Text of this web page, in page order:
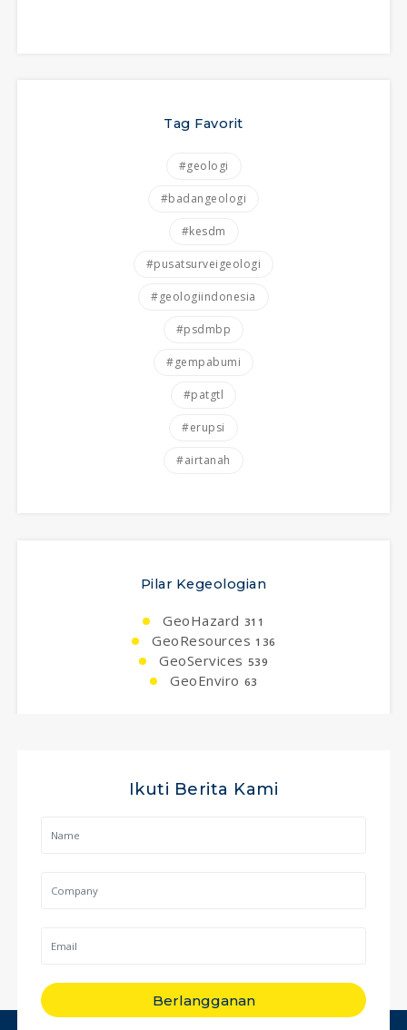
Tag Favorit
#geologi
#badangeologi
#kesdm
#pusatsurveigeologi
#geologiindonesia
#psdmbp
#gempabumi
#patgtl
#erupsi
#airtanah
Pilar Kegeologian
GeoHazard 311
GeoResources 136
GeoServices 539
GeoEnviro 63
Ikuti Berita Kami
Berlangganan